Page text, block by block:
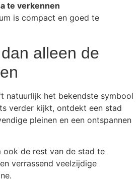
te verkennen
is compact en goed te
alleen de
natuurlijk het bekendste symbool
verder kijkt, ontdekt een stad
pleinen en een ontspannen
ook de rest van de stad te
verrassend veelzijdige